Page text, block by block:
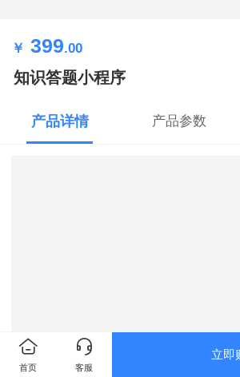
￥ 399.00
知识答题小程序
产品详情 产品参数
首页 客服
立即